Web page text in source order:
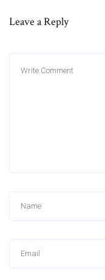
Leave a Reply